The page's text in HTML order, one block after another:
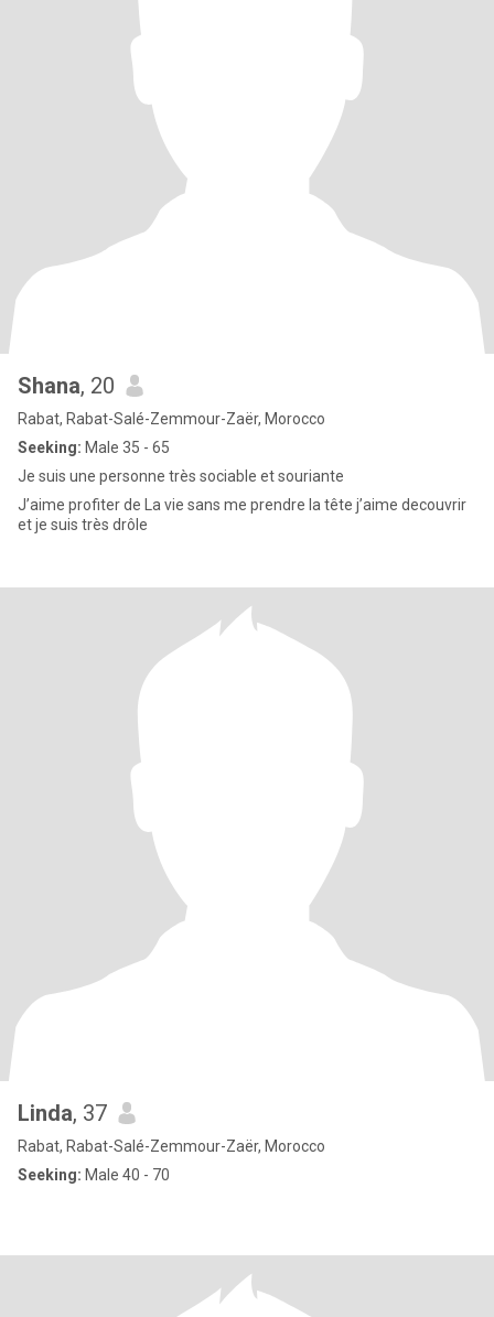
Shana, 20
Rabat, Rabat-Salé-Zemmour-Zaër, Morocco
Seeking: Male 35 - 65
Je suis une personne très sociable et souriante
J’aime profiter de La vie sans me prendre la tête j’aime decouvrir
et je suis très drôle
Linda, 37
Rabat, Rabat-Salé-Zemmour-Zaër, Morocco
Seeking: Male 40 - 70